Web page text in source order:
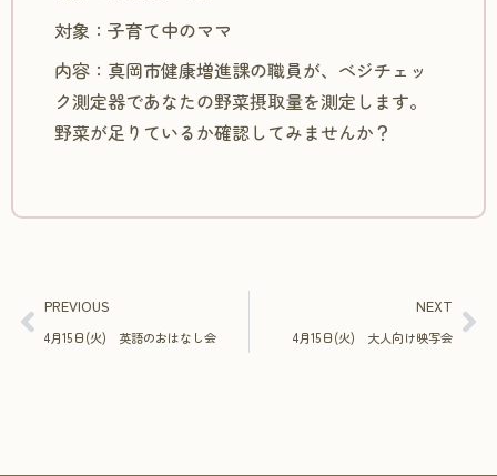
対象：子育て中のママ
内容：真岡市健康増進課の職員が、ベジチェッ
ク測定器であなたの野菜摂取量を測定します。
野菜が足りているか確認してみませんか？
PREVIOUS
4月15日(火) 英語のおはなし会
NEXT
4月15日(火) 大人向け映写会